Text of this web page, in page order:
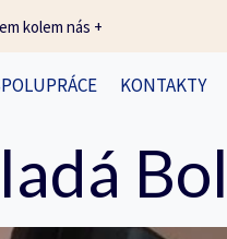
kolem nás +
KONTAKTY